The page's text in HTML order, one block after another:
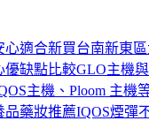
心適合新買台南新東
優缺點比較GLO主機
主機、Ploom 主機
品藥妝推薦IQOS煙彈